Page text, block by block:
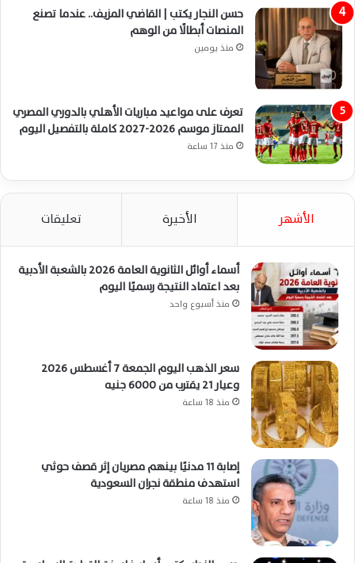
حسن النجار يكتب | القاضي المزيف.. عندما تصنع
المنصات أبطالًا من الوهم
منذ يومين
تعرف على مواعيد مباريات الأهلي بالدوري المصري
الممتاز موسم 2026-2027 كاملة بالتفصيل اليوم
منذ 17 ساعة
الأشهر الأخيرة تعليقات
أسماء أوائل الثانوية العامة 2026 بالشعبة الأدبية
بعد اعتماد النتيجة رسميًا اليوم
منذ أسبوع واحد
سعر الذهب اليوم الجمعة 7 أغسطس 2026
وعيار 21 يقترب من 6000 جنيه
منذ 18 ساعة
إصابة 11 مدنيًا بينهم مصريان إثر قصف حوثي
استهدف منطقة نجران السعودية
منذ 18 ساعة